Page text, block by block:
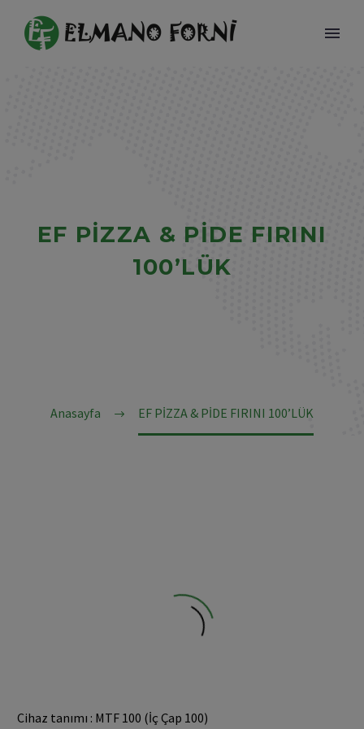
TÜRKÇE
EF PİZZA & PİDE FIRINI
100’LÜK
Anasayfa EF PİZZA & PİDE FIRINI 100’LÜK
Cihaz tanımı : MTF 100 (İç Çap 100)